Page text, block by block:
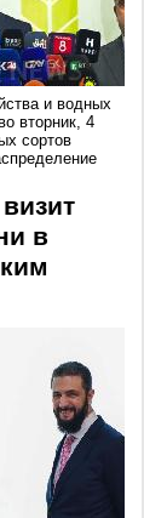
и водных
вторник, 4
сортов
в